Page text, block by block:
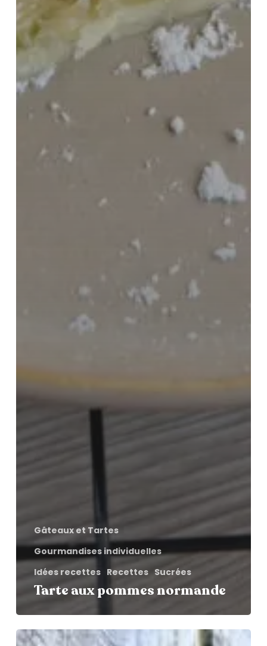
Gâteaux et Tartes
Gourmandises individuelles
Idées recettes Recettes Sucrées
Tarte aux pommes normande